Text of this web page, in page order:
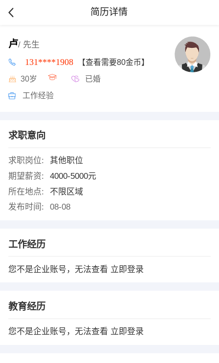
简历详情
卢/ 先生
131****1908 【查看需要80金币】
30岁 已婚
工作经验
求职意向
求职岗位:
其他职位
期望薪资:
4000-5000元
所在地点:
不限区域
发布时间:
08-08
工作经历
您不是企业账号，无法查看 立即登录
教育经历
您不是企业账号，无法查看 立即登录